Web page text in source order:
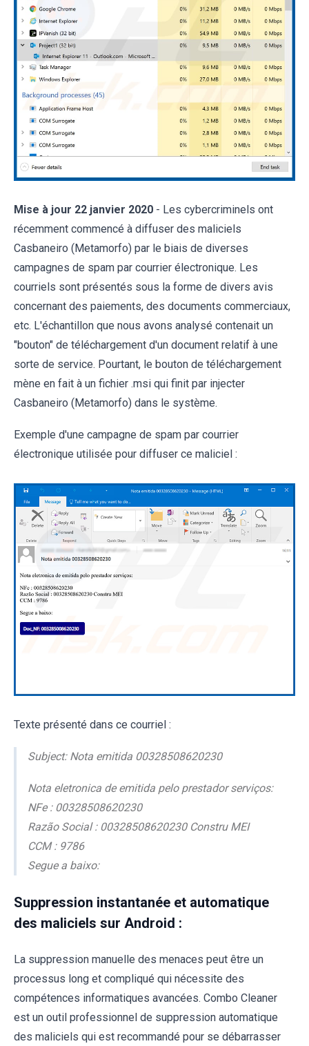
Mise à jour 22 janvier 2020 - Les cybercriminels ont
récemment commencé à diffuser des maliciels
Casbaneiro (Metamorfo) par le biais de diverses
campagnes de spam par courrier électronique. Les
courriels sont présentés sous la forme de divers avis
concernant des paiements, des documents commerciaux,
etc. L'échantillon que nous avons analysé contenait un
"bouton" de téléchargement d'un document relatif à une
sorte de service. Pourtant, le bouton de téléchargement
mène en fait à un fichier .msi qui finit par injecter
Casbaneiro (Metamorfo) dans le système.
Exemple d'une campagne de spam par courrier
électronique utilisée pour diffuser ce maliciel :
Texte présenté dans ce courriel :
Subject: Nota emitida 00328508620230
Nota eletronica de emitida pelo prestador serviços:
NFe : 00328508620230
Razão Social : 00328508620230 Constru MEI
CCM : 9786
Segue a baixo:
Suppression instantanée et automatique
des maliciels sur Android :
La suppression manuelle des menaces peut être un
processus long et compliqué qui nécessite des
compétences informatiques avancées. Combo Cleaner
est un outil professionnel de suppression automatique
des maliciels qui est recommandé pour se débarrasser